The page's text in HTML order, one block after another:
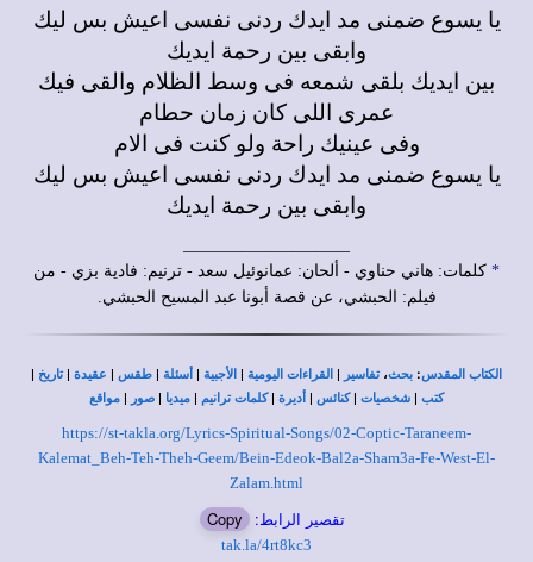
يا يسوع ضمنى مد ايدك ردنى نفسى اعيش بس ليك
وابقى بين رحمة ايديك
بين ايديك بلقى شمعه فى وسط الظلام والقى فيك
عمرى اللى كان زمان حطام
وفى عينيك راحة ولو كنت فى الام
يا يسوع ضمنى مد ايدك ردنى نفسى اعيش بس ليك
وابقى بين رحمة ايديك
* كلمات: هاني حناوي - ألحان: عمانوئيل سعد - ترنيم: فادية بزي - من
فيلم: الحبشي، عن قصة أبونا عبد المسيح الحبشي.
الكتاب المقدس: بحث،تفاسير | القراءات اليومية | الأجبية | أسئلة | طقس | عقيدة |تاريخ |
كتب | شخصيات |كنائس | أديرة |كلمات ترانيم | ميديا | صور | مواقع
https://st-takla.org/Lyrics-Spiritual-Songs/02-Coptic-Taraneem-
Kalemat_Beh-Teh-Theh-Geem/Bein-Edeok-Bal2a-Sham3a-Fe-West-El-
Zalam.html
تقصير الرابط: Copy
tak.la/4rt8kc3